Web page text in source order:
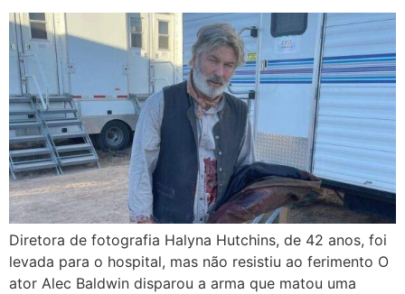
Diretora de fotografia Halyna Hutchins, de 42 anos, foi
levada para o hospital, mas não resistiu ao ferimento O
ator Alec Baldwin disparou a arma que matou uma